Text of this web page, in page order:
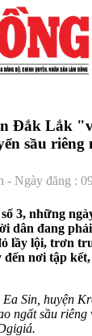
Đắk Lắk
sầu riêng
- Ngày đăng :
3, những
dân đang
lầy lội, trơn
nơi tập
Sin, huyện
ngất sầu riêng